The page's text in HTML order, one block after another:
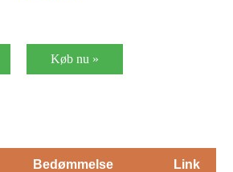
Køb nu »
Bedømmelse Link